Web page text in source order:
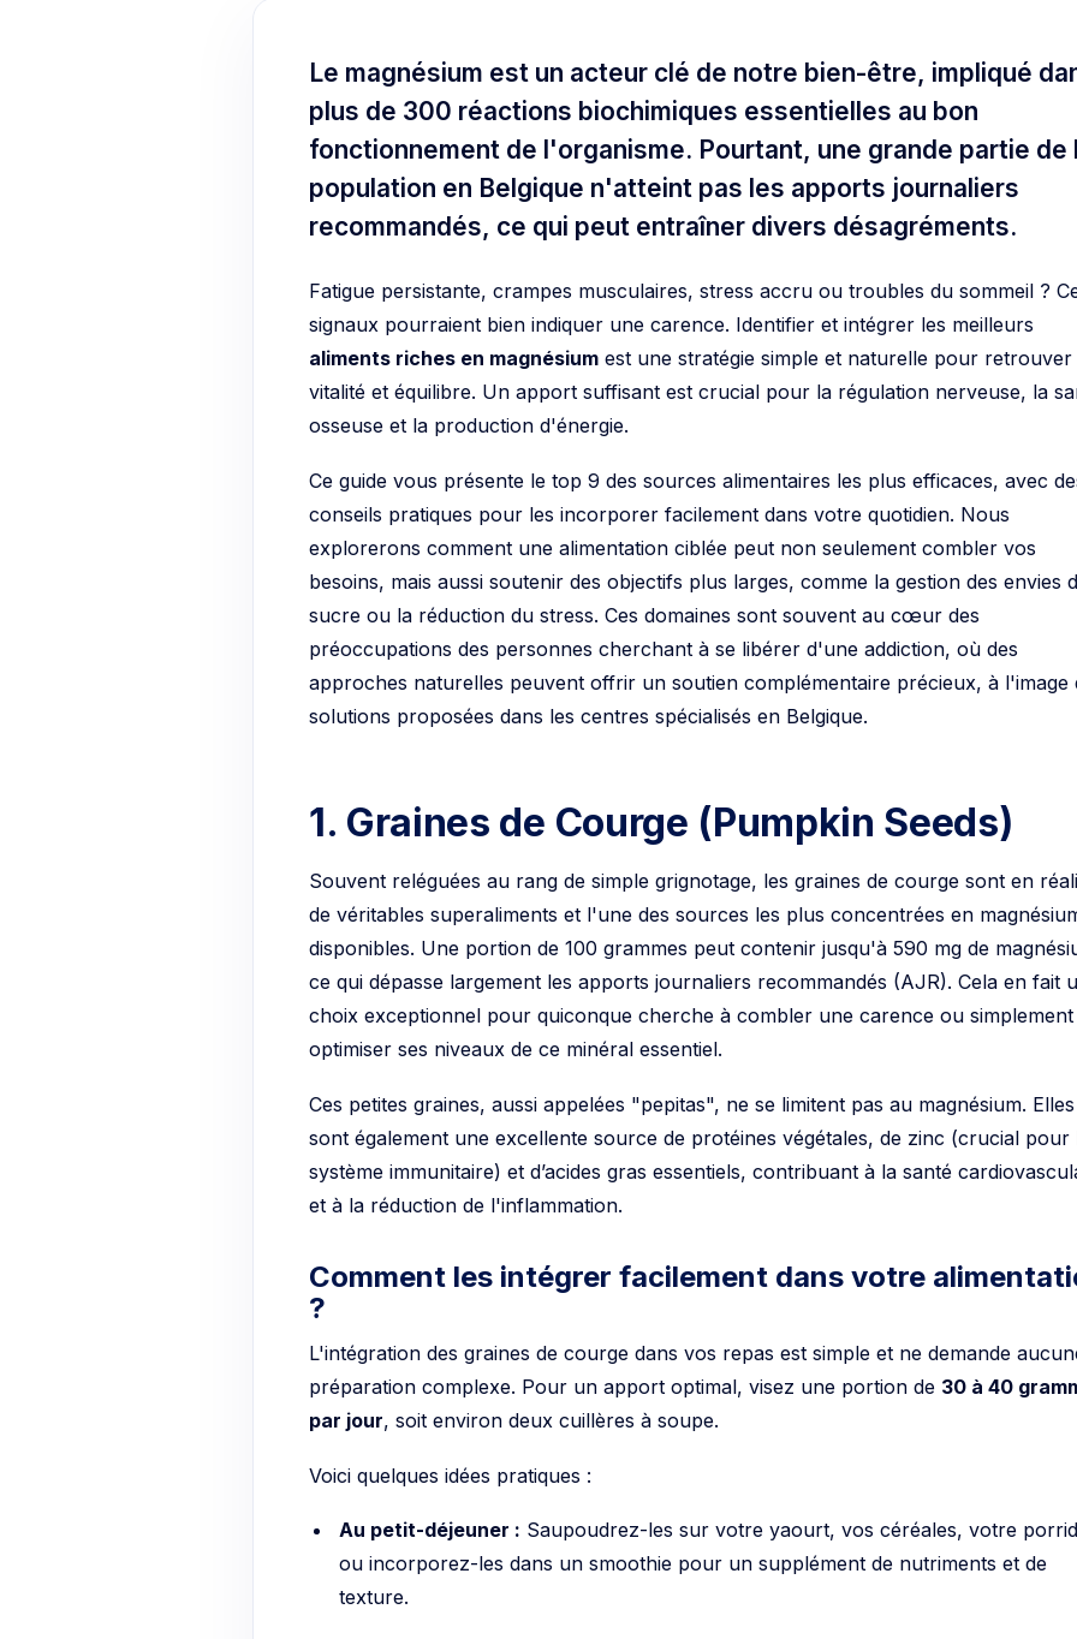
Le magnésium est un acteur clé de notre bien-être, impliqué
plus de 300 réactions biochimiques essentielles au bon
fonctionnement de l'organisme. Pourtant, une grande partie de
population en Belgique n'atteint pas les apports journaliers
recommandés, ce qui peut entraîner divers désagréments.
Fatigue persistante, crampes musculaires, stress accru ou troubles du sommeil ?
signaux pourraient bien indiquer une carence. Identifier et intégrer les meilleurs
aliments riches en magnésium est une stratégie simple et naturelle pour retrouver
vitalité et équilibre. Un apport suffisant est crucial pour la régulation nerveuse, la
osseuse et la production d'énergie.
Ce guide vous présente le top 9 des sources alimentaires les plus efficaces, avec
conseils pratiques pour les incorporer facilement dans votre quotidien. Nous
explorerons comment une alimentation ciblée peut non seulement combler vos
besoins, mais aussi soutenir des objectifs plus larges, comme la gestion des envies
sucre ou la réduction du stress. Ces domaines sont souvent au cœur des
préoccupations des personnes cherchant à se libérer d'une addiction, où des
approches naturelles peuvent offrir un soutien complémentaire précieux, à l'image
solutions proposées dans les centres spécialisés en Belgique.
1. Graines de Courge (Pumpkin Seeds)
Souvent reléguées au rang de simple grignotage, les graines de courge sont en
de véritables superaliments et l'une des sources les plus concentrées en
disponibles. Une portion de 100 grammes peut contenir jusqu'à 590 mg de
ce qui dépasse largement les apports journaliers recommandés (AJR). Cela en fait
choix exceptionnel pour quiconque cherche à combler une carence ou simplement
optimiser ses niveaux de ce minéral essentiel.
Ces petites graines, aussi appelées "pepitas", ne se limitent pas au magnésium. Elles
sont également une excellente source de protéines végétales, de zinc (crucial pour
système immunitaire) et d’acides gras essentiels, contribuant à la santé
et à la réduction de l'inflammation.
Comment les intégrer facilement dans votre
?
L'intégration des graines de courge dans vos repas est simple et ne demande
préparation complexe. Pour un apport optimal, visez une portion de 30 à 40
par jour, soit environ deux cuillères à soupe.
Voici quelques idées pratiques :
Au petit-déjeuner : Saupoudrez-les sur votre yaourt, vos céréales, votre
ou incorporez-les dans un smoothie pour un supplément de nutriments et de
texture.